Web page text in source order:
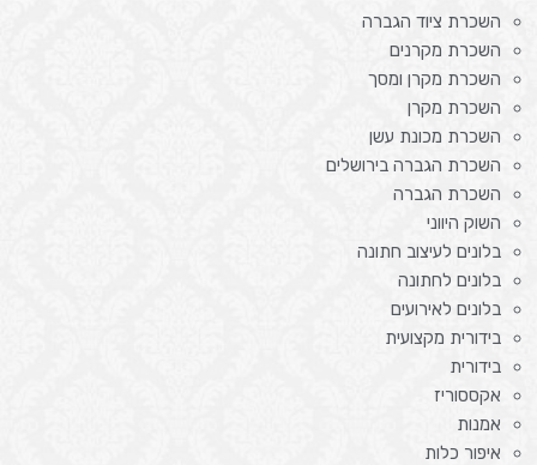
השכרת ציוד הגברה
השכרת מקרנים
השכרת מקרן ומסך
השכרת מקרן
השכרת מכונת עשן
השכרת הגברה בירושלים
השכרת הגברה
השוק היווני
בלונים לעיצוב חתונה
בלונים לחתונה
בלונים לאירועים
בידורית מקצועית
בידורית
אקססוריז
אמנות
איפור כלות